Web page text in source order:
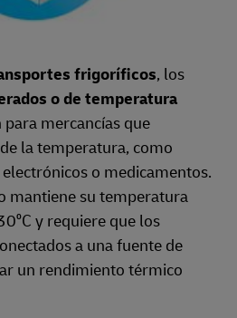
frigoríficos, los
o de temperatura
para mercancías que
la temperatura, como
o medicamentos.
mantiene su temperatura
y requiere que los
a una fuente de
un rendimiento térmico